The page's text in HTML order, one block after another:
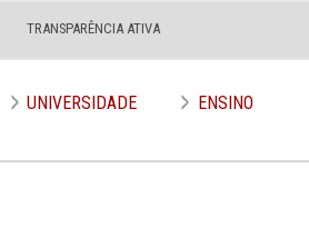
TRANSPARÊNCIA ATIVA
UNIVERSIDADE ENSINO
Edição nº 650